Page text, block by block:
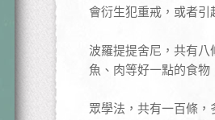
會衍生犯重戒，或者
波羅提提舍尼，共有
魚、肉等好一點的食
眾學法，共有一百條